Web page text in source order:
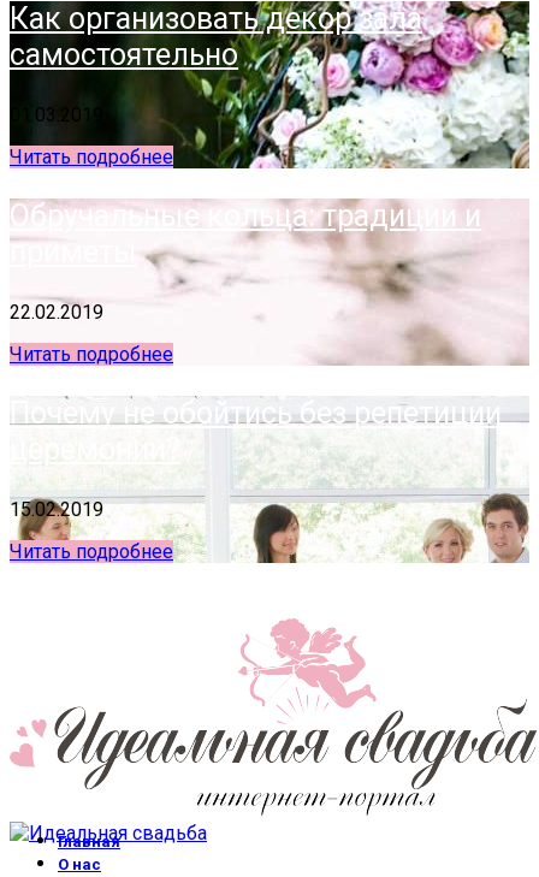
Как организовать декор зала
самостоятельно
01.03.2019
Читать подробнее
Обручальные кольца: традиции и
приметы
22.02.2019
Читать подробнее
Почему не обойтись без репетиции
церемонии?
15.02.2019
Читать подробнее
Главная
О нас